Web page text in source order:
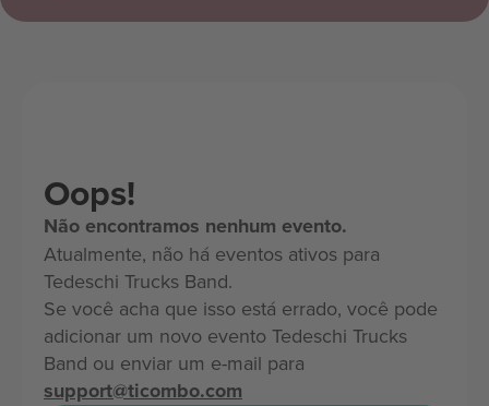
Oops!
Não encontramos nenhum evento.
Atualmente, não há eventos ativos para
Tedeschi Trucks Band.
Se você acha que isso está errado, você pode
adicionar um novo evento Tedeschi Trucks
Band ou enviar um e-mail para
support@ticombo.com